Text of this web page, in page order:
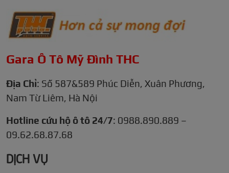
Gara Ô Tô Mỹ Đình THC
Địa Chỉ: Số 587&589 Phúc Diễn, Xuân Phương,
Nam Từ Liêm, Hà Nội
Hotline cứu hộ ô tô 24/7: 0988.890.889 –
09.62.68.87.68
DỊCH VỤ